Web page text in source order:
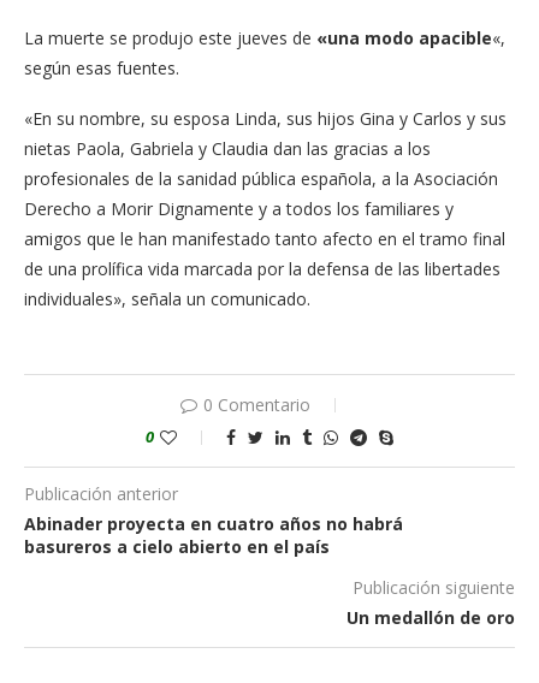
La muerte se produjo este jueves de «una modo apacible«,
según esas fuentes.
«En su nombre, su esposa Linda, sus hijos Gina y Carlos y sus
nietas Paola, Gabriela y Claudia dan las gracias a los
profesionales de la sanidad pública española, a la Asociación
Derecho a Morir Dignamente y a todos los familiares y
amigos que le han manifestado tanto afecto en el tramo final
de una prolífica vida marcada por la defensa de las libertades
individuales», señala un comunicado.
0 Comentario
0
Publicación anterior
Abinader proyecta en cuatro años no habrá
basureros a cielo abierto en el país
Publicación siguiente
Un medallón de oro